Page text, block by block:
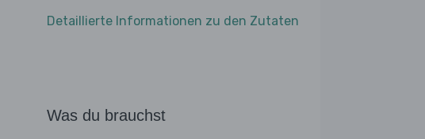
Detaillierte Informationen zu den Zutaten
Was du brauchst